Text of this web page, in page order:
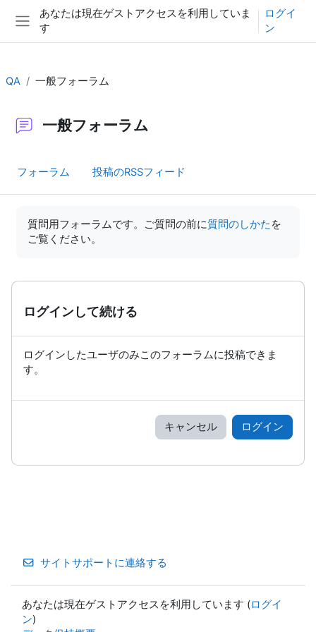
メインコンテンツへスキップする
サイドパネル
あなたは現在ゲストアクセスを利用していま
す
ログイ
ン
QA 一般フォーラム
一般フォーラム
フォーラム 投稿のRSSフィード
質問用フォーラムです。ご質問の前に質問のしかた を
ご覧ください。
ログインして続ける
ログインしたユーザのみこのフォーラムに投稿できま
す。
キャンセル ログイン
サイトサポートに連絡する
あなたは現在ゲストアクセスを利用しています (ログイ
ン)